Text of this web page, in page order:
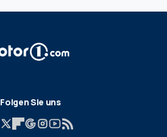
Folgen Sie uns